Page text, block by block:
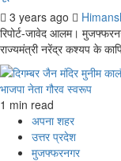
3 years ago
रिपोर्ट-जावेद आलम।
राज्यमंत्री नरेंद्र कश्यप के
1 min read
अपना शहर
उत्तर प्रदेश
मुजफ्फरनगर